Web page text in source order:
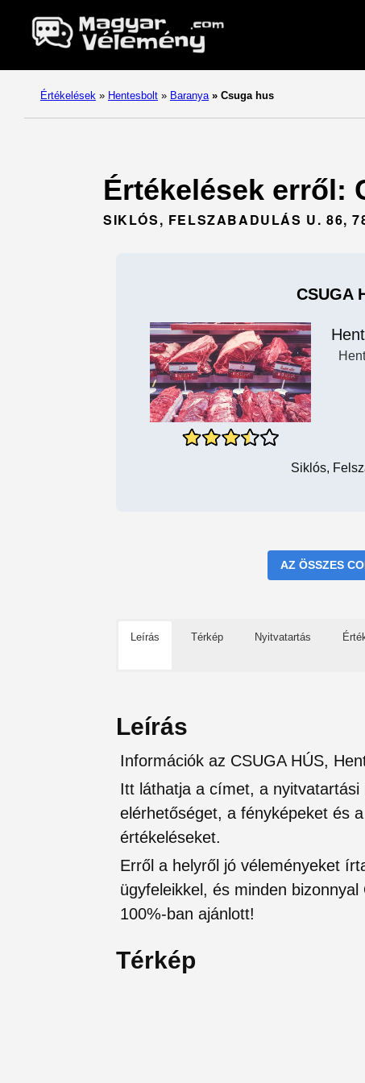
Értékelések » Hentesbolt » Baranya » Csuga hus
Értékelések erről:
SIKLÓS, FELSZABADULÁS U. 86,
CSUGA
Siklós,
AZ ÖSSZES
Leírás Térkép Nyitvatartás
Leírás
Információk az CSUGA HÚS,
Itt láthatja a címet, a
elérhetőséget, a fényképeket és
értékeléseket.
Erről a helyről jó véleményeket
ügyfeleikkel, és minden
100%-ban ajánlott!
Térkép